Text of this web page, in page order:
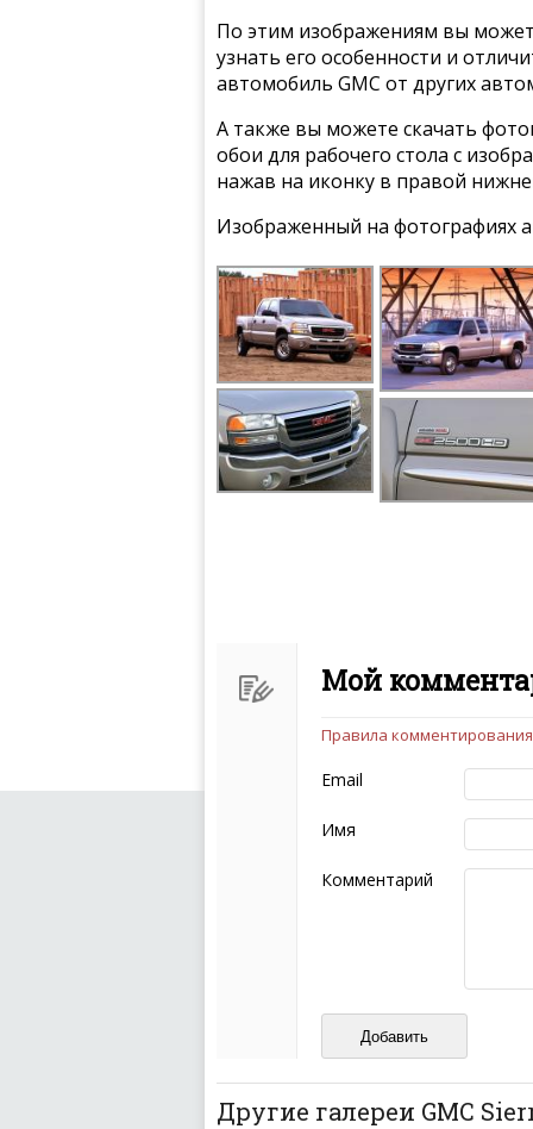
По этим изображениям вы
узнать его особенности и
автомобиль GMC от других
А также вы можете скачать
обои для рабочего стола с
нажав на иконку в правой
Изображенный на фотографиях
Мой
Чтобы ваш комментарий
следующих правил:
Комментарий не
эмоциональных
Не стоит
Пожалуйста, не
также призывы к
Не размещайте
И запаситесь терпением,
ваш отзыв может
Правила комментирования
Email
Имя
Комментарий
Другие галереи GMC